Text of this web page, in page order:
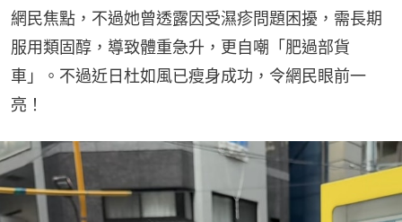
網民焦點，不過她曾透露因受濕疹問題困擾，需長期
服用類固醇，導致體重急升，更自嘲「肥過部貨
車」。不過近日杜如風已瘦身成功，令網民眼前一
亮！